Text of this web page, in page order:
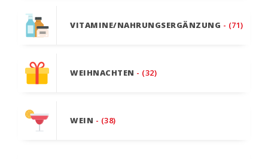
VITAMINE/NAHRUNGSERGÄNZUNG - (71)
WEIHNACHTEN - (32)
WEIN - (38)